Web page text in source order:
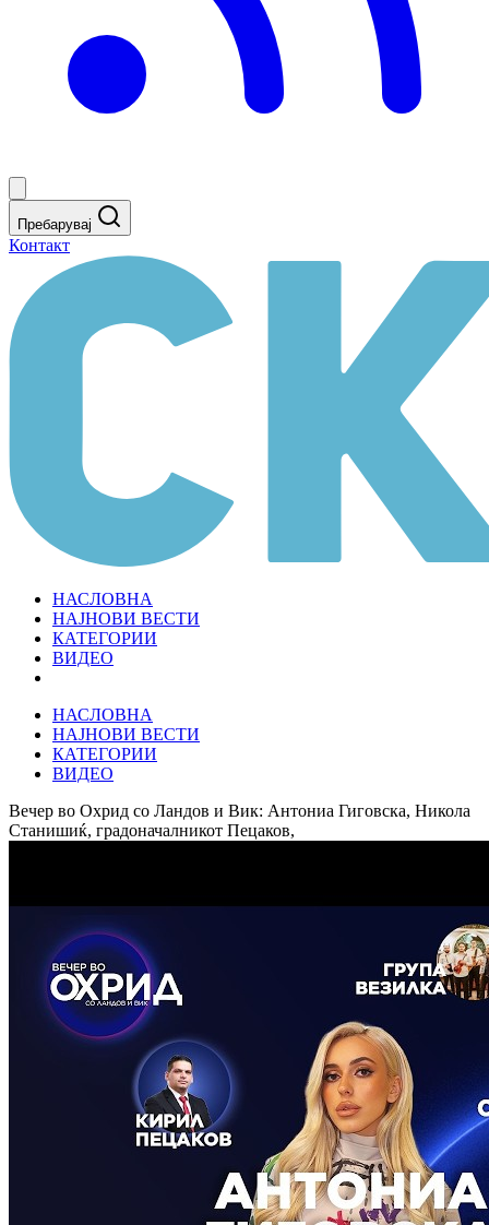
Пребарувај
Контакт
НАСЛОВНА
НАЈНОВИ ВЕСТИ
КАТЕГОРИИ
ВИДЕО
НАСЛОВНА
НАЈНОВИ ВЕСТИ
КАТЕГОРИИ
ВИДЕО
Вечер во Охрид со Ландов и Вик: Антониа Гиговска, Никола
Станишиќ, градоначалникот Пецаков,